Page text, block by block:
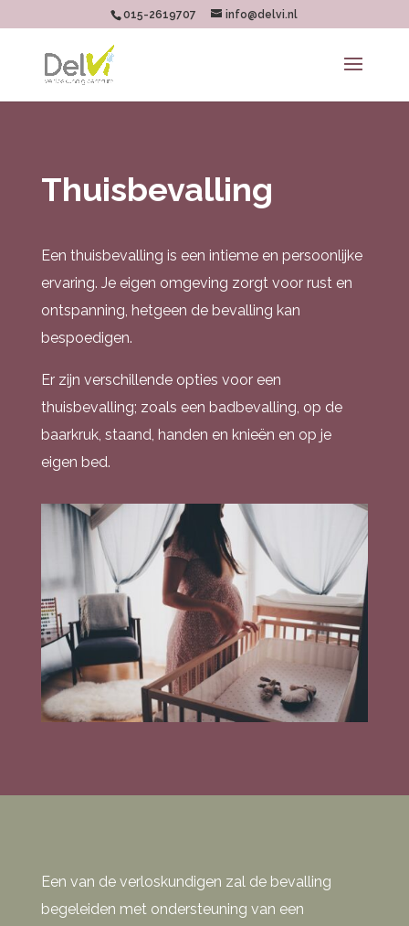
015-2619707 info@delvi.nl
Thuisbevalling
Een thuisbevalling is een intieme en persoonlijke
ervaring. Je eigen omgeving zorgt voor rust en
ontspanning, hetgeen de bevalling kan
bespoedigen.
Er zijn verschillende opties voor een
thuisbevalling; zoals een badbevalling, op de
baarkruk, staand, handen en knieën en op je
eigen bed.
Een van de verloskundigen zal de bevalling
begeleiden met ondersteuning van een